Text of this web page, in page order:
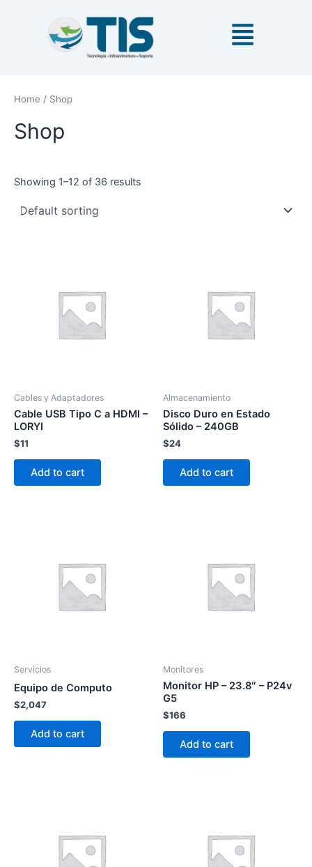
Home / Shop
Shop
Showing 1–12 of 36 results
Cables y Adaptadores
Cable USB Tipo C a HDMI –
LORYI
$11
Add to cart
Almacenamiento
Disco Duro en Estado
Sólido – 240GB
$24
Add to cart
Servicios
Equipo de Computo
$2,047
Add to cart
Monitores
Monitor HP – 23.8″ – P24v
G5
$166
Add to cart